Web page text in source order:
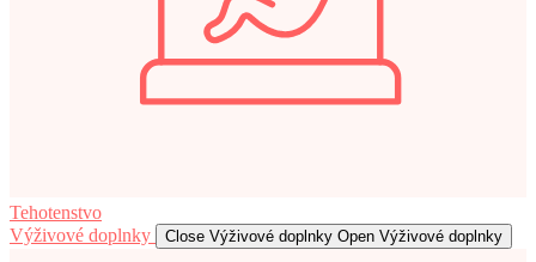
Tehotenstvo
Výživové doplnky
Close Výživové doplnky Open Výživové doplnky